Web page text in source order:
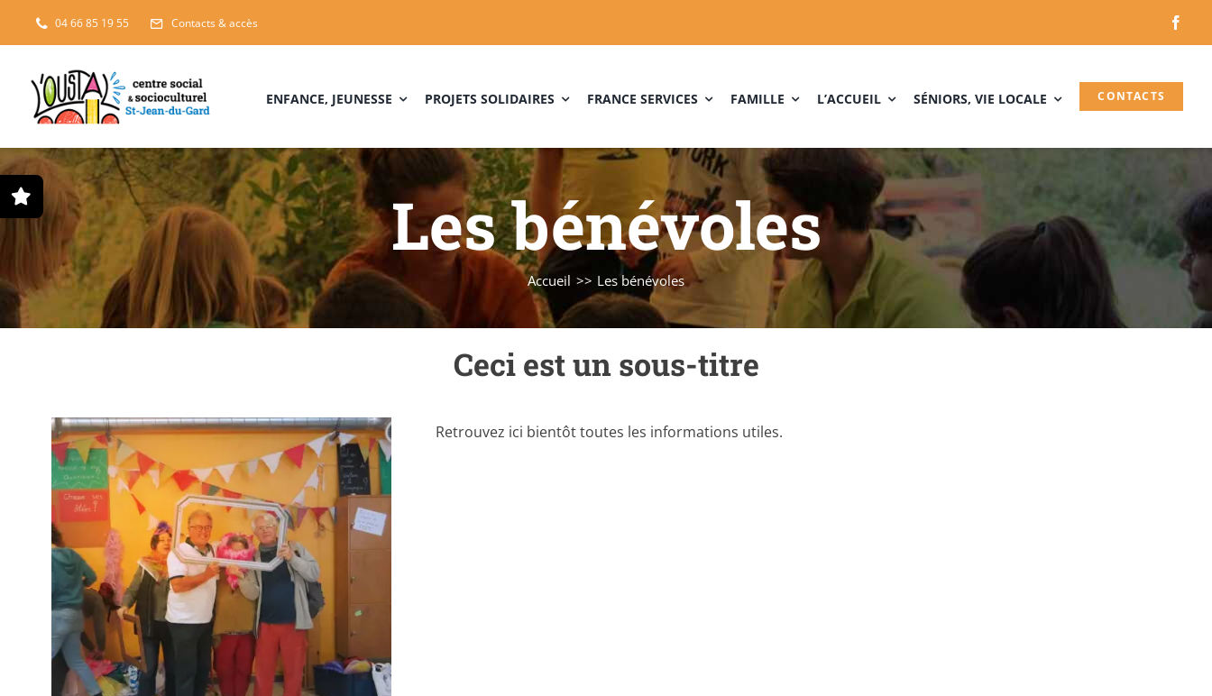
Passer
au
contenu
04 66 85 19 55 Contacts & accès
ENFANCE, JEUNESSE PROJETS SOLIDAIRES FRANCE SERVICES FAMILLE L’ACCUEIL SÉNIORS, VIE LOCALE CONTACTS
Les bénévoles
Accueil Les bénévoles
Ceci est un sous-titre
Retrouvez ici bientôt toutes les informations utiles.